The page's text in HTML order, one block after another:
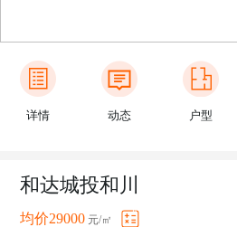
详情 动态 户型
和达城投和川
均价29000 元/㎡